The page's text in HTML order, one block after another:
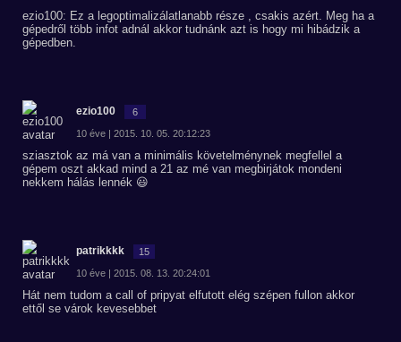
ezio100: Ez a legoptimalizálatlanabb része , csakis azért. Meg ha a
gépedről több infot adnál akkor tudnánk azt is hogy mi hibádzik a
gépedben.
ezio100 6
10 éve | 2015. 10. 05. 20:12:23
sziasztok az má van a minimális követelménynek megfellel a
gépem oszt akkad mind a 21 az mé van megbirjátok mondeni
nekkem hálás lennék 😃
patrikkkk 15
10 éve | 2015. 08. 13. 20:24:01
Hát nem tudom a call of pripyat elfutott elég szépen fullon akkor
ettől se várok kevesebbet